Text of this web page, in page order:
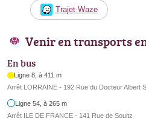
Trajet Waze
Venir en transports
En bus
Ligne 8, à 411 m
Arrêt LORRAINE - 192 Rue du Docteur Albert
Ligne 54, à 265 m
Arrêt ILE DE FRANCE - 141 Rue de Soultz